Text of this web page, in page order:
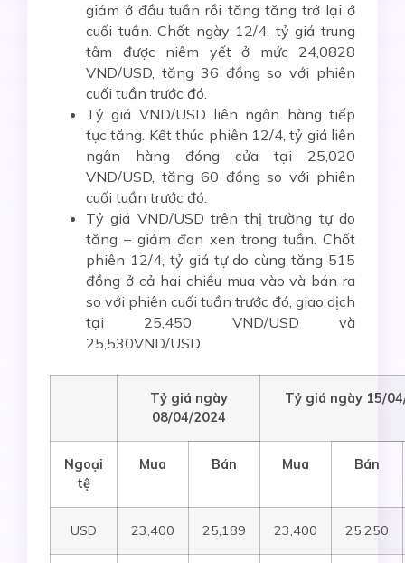
giảm ở đầu tuần rồi tăng tăng trở lại ở
cuối tuần. Chốt ngày 12/4, tỷ giá trung
tâm được niêm yết ở mức 24,0828
VND/USD, tăng 36 đồng so với phiên
cuối tuần trước đó.
Tỷ giá VND/USD liên ngân hàng tiếp
tục tăng. Kết thúc phiên 12/4, tỷ giá liên
ngân hàng đóng cửa tại 25,020
VND/USD, tăng 60 đồng so với phiên
cuối tuần trước đó.
Tỷ giá VND/USD trên thị trường tự do
tăng – giảm đan xen trong tuần. Chốt
phiên 12/4, tỷ giá tự do cùng tăng 515
đồng ở cả hai chiều mua vào và bán ra
so với phiên cuối tuần trước đó, giao dịch
tại 25,450 VND/USD và
25,530VND/USD.
Tỷ giá ngày
08/04/2024
Tỷ giá ngày 15/
Ngoại
tệ
Mua Bán Mua Bán
USD 23,400 25,189 23,400 25,250